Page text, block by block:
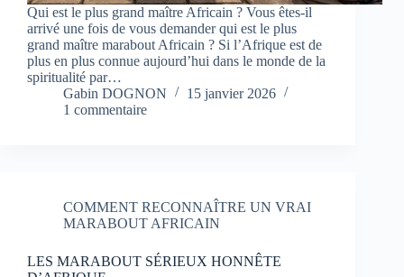
Qui est le plus grand maître Africain ? Vous êtes-il
arrivé une fois de vous demander qui est le plus
grand maître marabout Africain ? Si l’Afrique est de
plus en plus connue aujourd’hui dans le monde de la
spiritualité par…
Gabin DOGNON
15 janvier 2026
1 commentaire
COMMENT RECONNAÎTRE UN VRAI
MARABOUT AFRICAIN
LES MARABOUT SÉRIEUX HONNÊTE